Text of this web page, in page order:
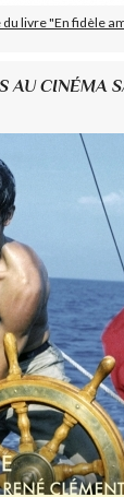
livre "En fidèle
AU CINÉMA